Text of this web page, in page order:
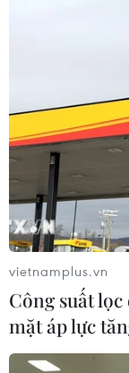
vietnamplus.vn
Công suất
mặt áp lực